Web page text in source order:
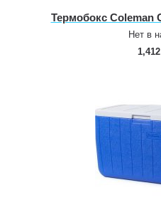
Термобокс Coleman
Нет в